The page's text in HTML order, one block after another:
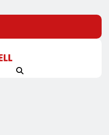
Black-Design:
525 In Der
Grillfürst-
An CineStar-